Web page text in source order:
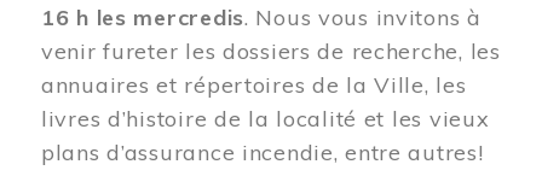
16 h les mercredis. Nous vous invitons à
venir fureter les dossiers de recherche, les
annuaires et répertoires de la Ville, les
livres d’histoire de la localité et les vieux
plans d’assurance incendie, entre autres!